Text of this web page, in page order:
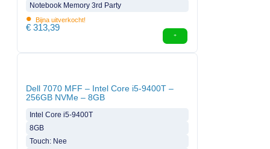
Notebook Memory 3rd Party
• Bijna uitverkocht!
€ 313,39
Dell 7070 MFF – Intel Core i5-9400T –
256GB NVMe – 8GB
Intel Core i5-9400T
8GB
Touch: Nee